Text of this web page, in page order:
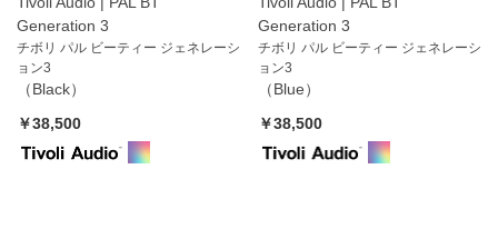
Generation 3
チボリ パル ビーティー ジェネレーシ
ョン3
（Black）
￥38,500
Generation 3
チボリ パル ビーティー ジェネレーシ
ョン3
（Blue）
￥38,500